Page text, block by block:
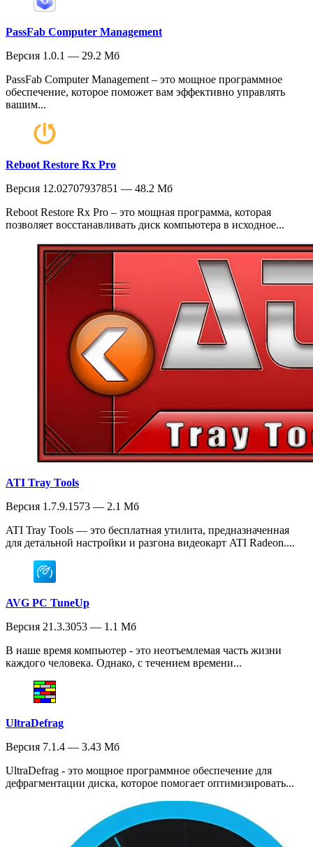
PassFab Computer Management
Версия 1.0.1 — 29.2 Мб
PassFab Computer Management – это мощное программное
обеспечение, которое поможет вам эффективно управлять
вашим...
Reboot Restore Rx Pro
Версия 12.02707937851 — 48.2 Мб
Reboot Restore Rx Pro – это мощная программа, которая
позволяет восстанавливать диск компьютера в исходное...
ATI Tray Tools
Версия 1.7.9.1573 — 2.1 Мб
ATI Tray Tools — это бесплатная утилита, предназначенная
для детальной настройки и разгона видеокарт ATI Radeon....
AVG PC TuneUp
Версия 21.3.3053 — 1.1 Мб
В наше время компьютер - это неотъемлемая часть жизни
каждого человека. Однако, с течением времени...
UltraDefrag
Версия 7.1.4 — 3.43 Мб
UltraDefrag - это мощное программное обеспечение для
дефрагментации диска, которое помогает оптимизировать...